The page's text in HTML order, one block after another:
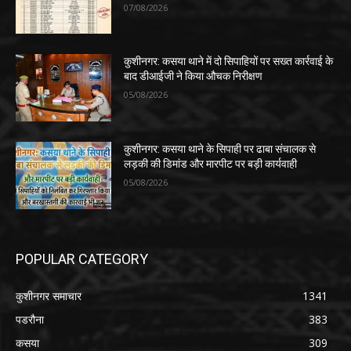
07/08/2026
कुशीनगर: कसया थाने में दो सिपाहियों पर सख्त कार्रवाई के
बाद डीआईजी ने किया औचक निरीक्षण
05/08/2026
कुशीनगर: कसया थाने के सिपाही पर ढाबा संचालक से
लड़की की डिमांड और मारपीट पर बड़ी कार्यवाही
05/08/2026
POPULAR CATEGORY
कुशीनगर समाचार
1341
पडरौना
383
कसया
309